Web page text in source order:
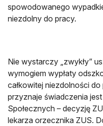
spowodowanego
niezdolny do pracy.
Nie wystarczy „zwykły”
wymogiem wypłaty
całkowitej niezdolności
przyznaje świadczenia
Społecznych – decyzję
lekarza orzecznika ZUS.